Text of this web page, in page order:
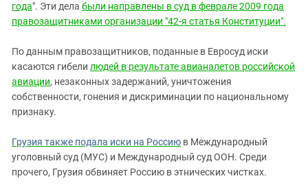
года". Эти дела были направлены в суд в феврале 2009 года
правозащитниками организации "42-я статья Конституции".
По данным правозащитников, поданные в Евросуд иски
касаются гибели людей в результате авианалетов российской
авиации, незаконных задержаний, уничтожения
собственности, гонения и дискриминации по национальному
признаку.
Грузия также подала иски на Россию в Международный
уголовный суд (МУС) и Международный суд ООН. Среди
прочего, Грузия обвиняет Россию в этнических чистках.